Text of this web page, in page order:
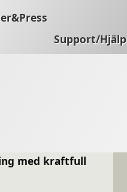
Support/Hjälp
med kraftfull